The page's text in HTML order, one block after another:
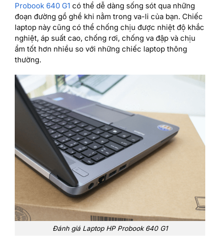
Probook 640 G1 có thể dễ dàng sống sót qua những
đoạn đường gồ ghề khi nằm trong va-li của bạn. Chiếc
laptop này cũng có thể chống chịu được nhiệt độ khắc
nghiệt, áp suất cao, chống rơi, chống va đập và chịu
ẩm tốt hơn nhiều so với những chiếc laptop thông
thường.
Đánh giá Laptop HP Probook 640 G1